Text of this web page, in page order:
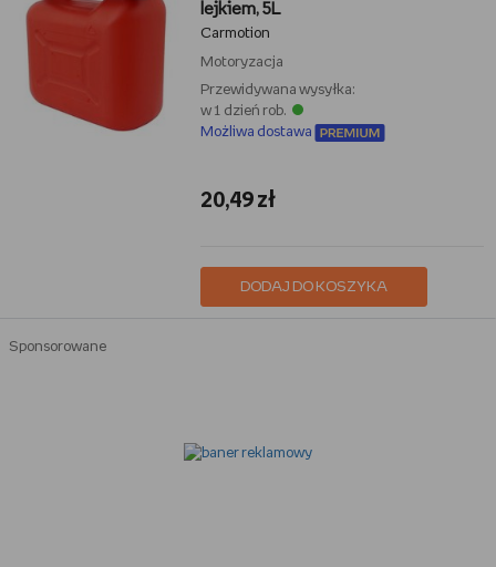
lejkiem, 5L
Carmotion
Motoryzacja
Przewidywana wysyłka:
w 1 dzień rob.
Możliwa dostawa
20,49 zł
DODAJ DO KOSZYKA
Sponsorowane